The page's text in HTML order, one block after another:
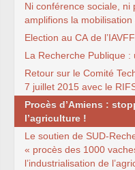
CCHSCTet
Conseils de
CT
carrière
DossierOGM
Reconnaissance du
syndicat
L’ancienne rubrique de
brancheIRSTEA
Cemagref)
IRSTEA , 2018
IRSTEA, 2017
IRSTEA, 2016
Ni conférence sociale, ni
amplifions la mobilisation
Election au CA de l’IAVFF
La Recherche Publique
Retour sur le Comité
7 juillet 2015 avec le
Procès d’Amiens :
l’agriculture !
Le soutien de SUD-
« procès des 1000
l’industrialisation de